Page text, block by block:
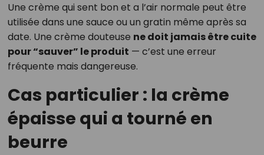
Une crème qui sent bon et a l’air normale peut être
utilisée dans une sauce ou un gratin même après sa
date. Une crème douteuse ne doit jamais être cuite
pour “sauver” le produit — c’est une erreur
fréquente mais dangereuse.
Cas particulier : la crème
épaisse qui a tourné en
beurre